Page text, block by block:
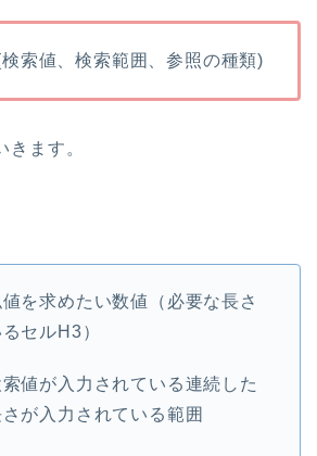
索値、検索範囲、参照の種類)
きます。
値を求めたい数値（必要な長さ
セルH3）
索値が入力されている連続した
が入力されている範囲